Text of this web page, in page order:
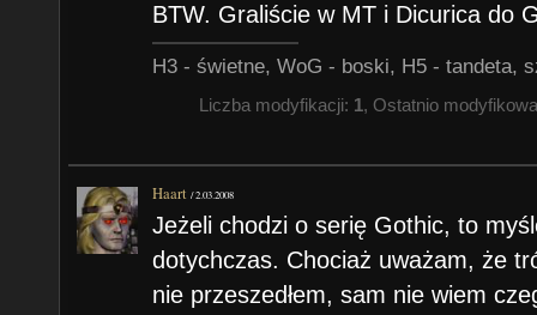
BTW. Graliście w MT i Dicurica do
H3 - świetne, WoG - boski, H5 - tandeta,
Liczba modyfikacji: 1, Ostatnio
Haart /2.03.2008
Jeżeli chodzi o serię Gothic, to
dotychczas. Chociaż uważam, że
nie przeszedłem, sam nie wiem